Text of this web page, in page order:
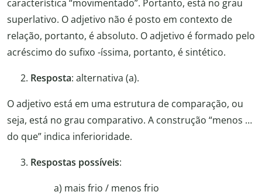
característica “movimentado”. Portanto, está no grau
superlativo. O adjetivo não é posto em contexto de
relação, portanto, é absoluto. O adjetivo é formado pelo
acréscimo do sufixo -íssima, portanto, é sintético.
Resposta: alternativa (a).
O adjetivo está em uma estrutura de comparação, ou
seja, está no grau comparativo. A construção “menos …
do que” indica inferioridade.
Respostas possíveis:
a) mais frio / menos frio